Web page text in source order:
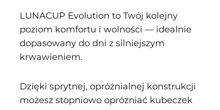
LUNACUP Evolution to Twój kolejny
poziom komfortu i wolności — idealnie
dopasowany do dni z silniejszym
krwawieniem.
Dzięki sprytnej, opróżnialnej konstrukcji
możesz stopniowo opróżniać kubeczek